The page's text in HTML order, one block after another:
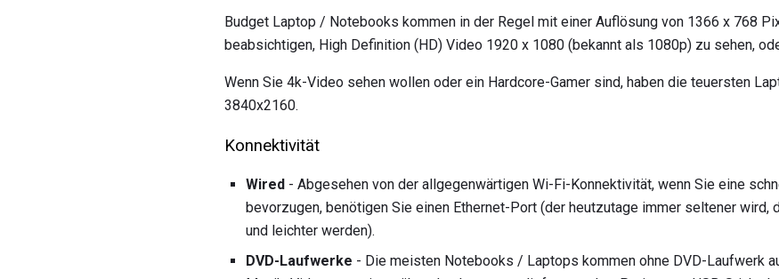
Budget Laptop / Notebooks kommen in der Regel mit einer Auflösung von 1366 x 768
beabsichtigen, High Definition (HD) Video 1920 x 1080 (bekannt als 1080p) zu sehen,
Wenn Sie 4k-Video sehen wollen oder ein Hardcore-Gamer sind, haben die teuersten
3840x2160.
Konnektivität
Wired - Abgesehen von der allgegenwärtigen Wi-Fi-Konnektivität, wenn Sie eine
bevorzugen, benötigen Sie einen Ethernet-Port (der heutzutage immer seltener
und leichter werden).
DVD-Laufwerke - Die meisten Notebooks / Laptops kommen ohne DVD-Laufwerk